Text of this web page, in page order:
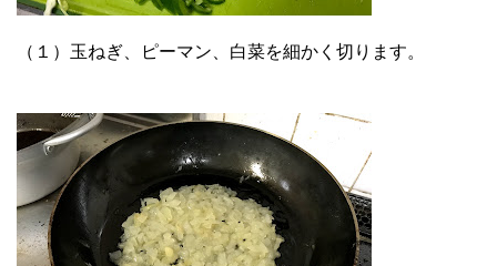
（１）玉ねぎ、ピーマン、白菜を細かく切ります。